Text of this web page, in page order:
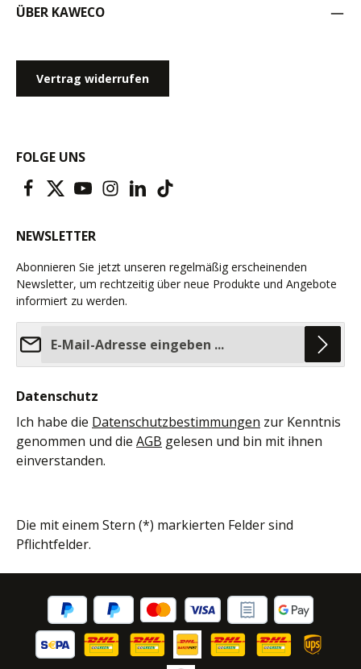
ÜBER KAWECO
Vertrag widerrufen
FOLGE UNS
NEWSLETTER
Abonnieren Sie jetzt unseren regelmäßig erscheinenden
Newsletter, um rechtzeitig über neue Produkte und Angebote
informiert zu werden.
Datenschutz
Ich habe die Datenschutzbestimmungen zur Kenntnis
genommen und die AGB gelesen und bin mit ihnen
einverstanden.
Die mit einem Stern (*) markierten Felder sind
Pflichtfelder.